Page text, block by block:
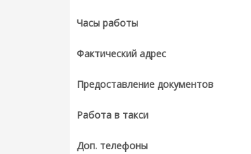
Часы работы
Фактический адрес
Предоставление документов
Работа в такси
Доп. телефоны